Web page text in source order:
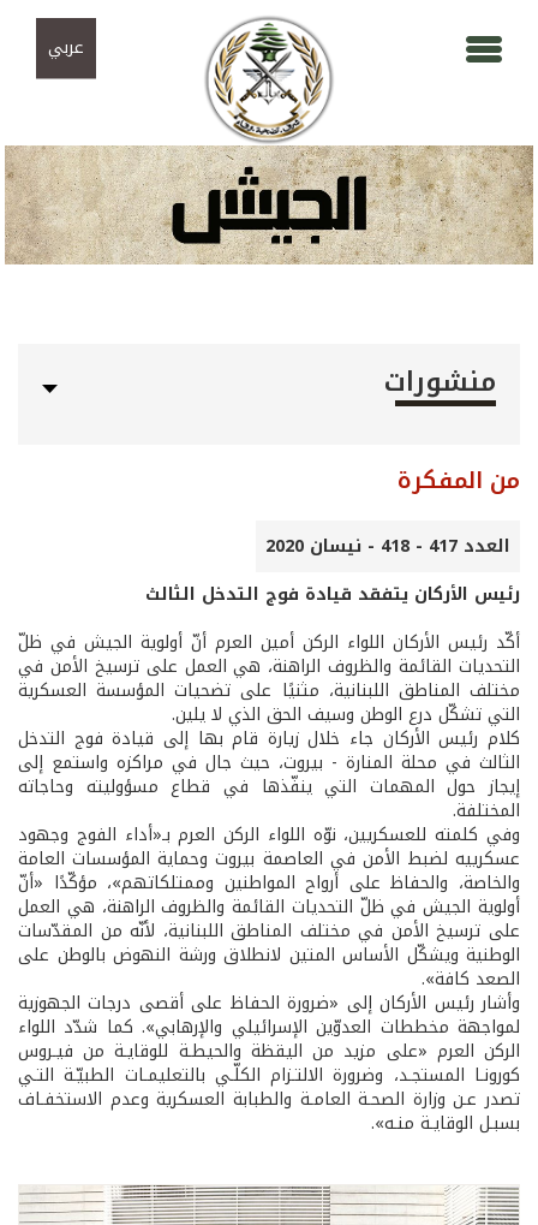
عربي
منشورات
من المفكرة
العدد 417 - 418 - نيسان 2020
رئيس الأركان يتفقد قيادة فوج التدخل الثالث
أكّد رئيس الأركان اللواء الركن أمين العرم أنّ أولوية الجيش في ظلّ
التحديات القائمة والظروف الراهنة، هي العمل على ترسيخ الأمن في
مختلف المناطق اللبنانية، مثنيًا على تضحيات المؤسسة العسكرية
التي تشكّل درع الوطن وسيف الحق الذي لا يلين.
كلام رئيس الأركان جاء خلال زيارة قام بها إلى قيادة فوج التدخل
الثالث في محلة المنارة - بيروت، حيث جال في مراكزه واستمع إلى
إيجاز حول المهمات التي ينفّذها في قطاع مسؤوليته وحاجاته
المختلفة.
وفي كلمته للعسكريين، نوّه اللواء الركن العرم بـ«أداء الفوج وجهود
عسكرييه لضبط الأمن في العاصمة بيروت وحماية المؤسسات العامة
والخاصة، والحفاظ على أرواح المواطنين وممتلكاتهم»، مؤكّدًا «أنّ
أولوية الجيش في ظلّ التحديات القائمة والظروف الراهنة، هي العمل
على ترسيخ الأمن في مختلف المناطق اللبنانية، لأنّه من المقدّسات
الوطنية ويشكّل الأساس المتين لانطلاق ورشة النهوض بالوطن على
الصعد كافة».
وأشار رئيس الأركان إلى «ضرورة الحفاظ على أقصى درجات الجهوزية
لمواجهة مخططات العدوّين الإسرائيلي والإرهابي». كما شدّد اللواء
الركن العرم «على مزيد من اليقظة والحيطـة للوقايـة من فيـروس
كورونـا المستجـد، وضرورة الالتـزام الكلّـي بالتعليمـات الطبيّـة التـي
تصدر عـن وزارة الصحـة العامـة والطبابة العسكرية وعدم الاستخفـاف
بسبـل الوقايـة منـه».